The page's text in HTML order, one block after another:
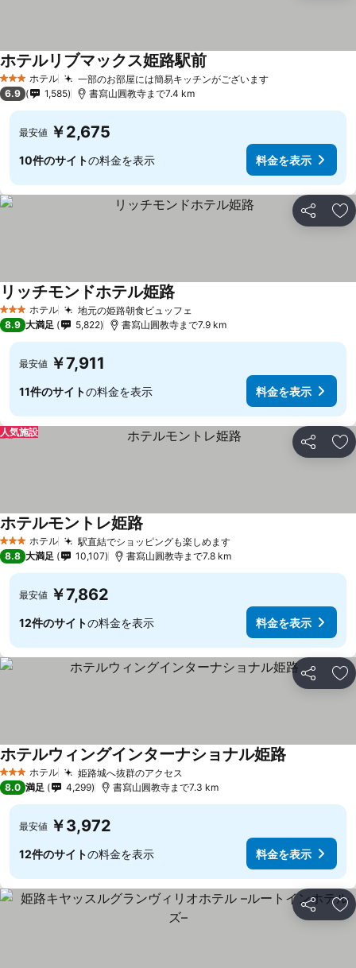
3 ホテルのランク
ホテル 一部のお部屋には簡易キッチンがございます
ホテルリブマックス姫路駅前
6.9 1,585 書寫山圓教寺まで7.4 km
最安値 ￥2,675
10件のサイトの料金を表示 料金を表示
シェア お
3 ホテルのランク
ホテル 地元の姫路朝食ビュッフェ
リッチモンドホテル姫路
8.9 大満足 5,822 書寫山圓教寺まで7.9 km
最安値 ￥7,911
11件のサイトの料金を表示 料金を表示
シェア お
人気施設
3 ホテルのランク
ホテル 駅直結でショッピングも楽しめます
ホテルモントレ姫路
8.8 大満足 10,107 書寫山圓教寺まで7.8 km
最安値 ￥7,862
12件のサイトの料金を表示 料金を表示
シェア お
3 ホテルのランク
ホテル 姫路城へ抜群のアクセス
ホテルウィングインターナショナル姫路
8.0 満足 4,299 書寫山圓教寺まで7.3 km
最安値 ￥3,972
12件のサイトの料金を表示 料金を表示
シェア お